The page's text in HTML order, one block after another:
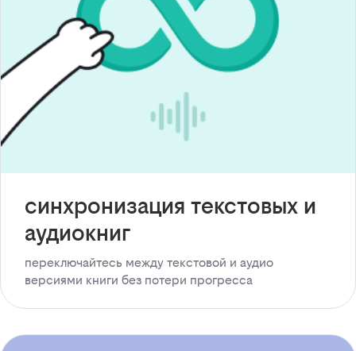
синхронизация текстовых и
аудиокниг
переключайтесь между текстовой и аудио
версиями книги без потери прогресса